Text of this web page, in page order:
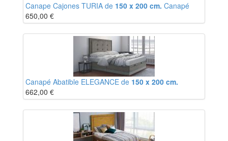
Canape Cajones TURIA de 150 x 200 cm. Canapé
650,00 €
Canapé Abatible ELEGANCE de 150 x 200 cm.
662,00 €